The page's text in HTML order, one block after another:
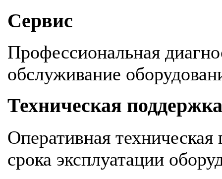
Сервис
Профессиональная
обслуживание
Техническая поддержка
Оперативная техническая
срока эксплуатации